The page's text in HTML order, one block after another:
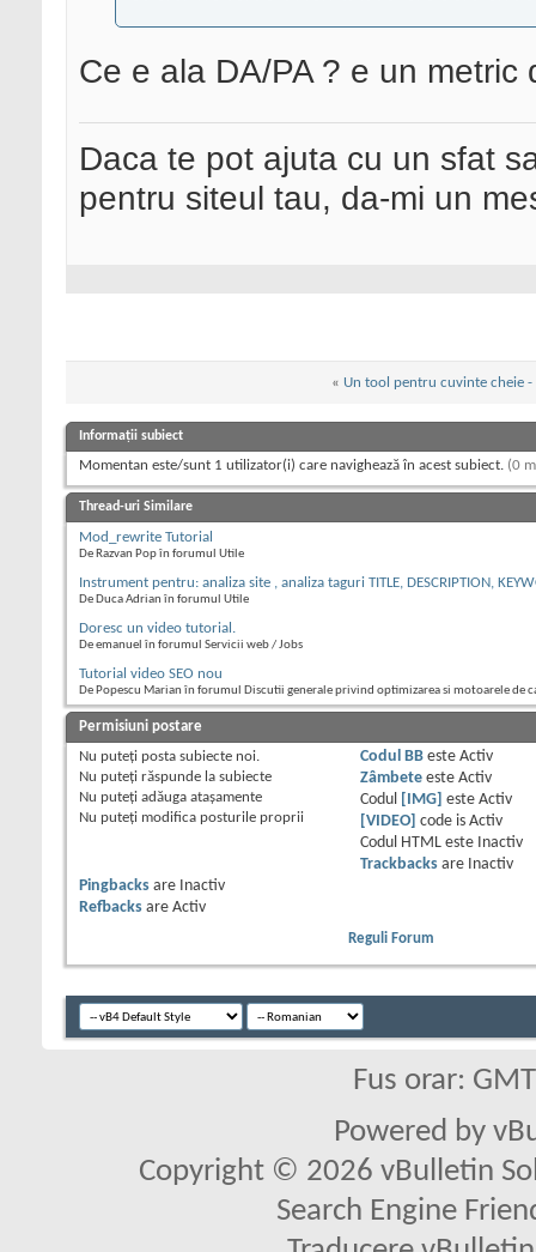
Ce e ala DA/PA ? e un metric
Daca te pot ajuta cu un sfat
pentru siteul tau, da-mi un
« Un tool pentru cuvinte cheie
Informații subiect
Momentan este/sunt 1 utilizator(i) care navighează în acest subiect. (0
Thread-uri Similare
Mod_rewrite Tutorial
De Razvan Pop în forumul Utile
Instrument pentru: analiza site , analiza taguri TITLE, DESCRIPTION,
De Duca Adrian în forumul Utile
Doresc un video tutorial.
De emanuel în forumul Servicii web / Jobs
Tutorial video SEO nou
De Popescu Marian în forumul Discutii generale privind optimizarea si motoarele de
Permisiuni postare
Nu puteţi posta subiecte noi.
Nu puteţi răspunde la subiecte
Nu puteţi adăuga ataşamente
Nu puteţi modifica posturile proprii
Codul BBeste Activ
Zâmbeteeste Activ
Codul
[IMG] este Activ
[VIDEO]
code is Activ
Codul HTML este
Inactiv
Trackbacksare
Inactiv
Pingbacks are
Inactiv
Refbacks are Activ
Reguli Forum
Fus orar:
Powered by
Copyright © 2026 vBulletin
Search Engine